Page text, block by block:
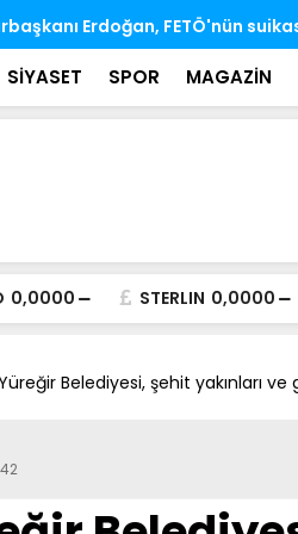
Kurulu'nda ihtisas
SİYASET SPOR MAGAZİN
0,0000 STERLIN 0,0000
Belediyesi, şehit yakınları